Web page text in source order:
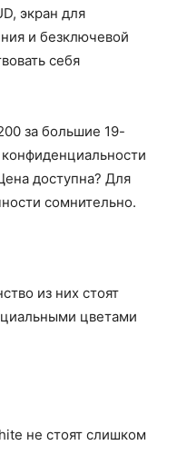
экран для
и безключевой
себя
за большие 19-
доступна? Для
сомнительно.
из них стоят
цветами
не стоят слишком